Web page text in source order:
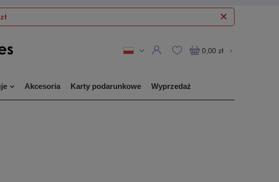
0,00 zł
Akcesoria Karty podarunkowe Wyprzedaż